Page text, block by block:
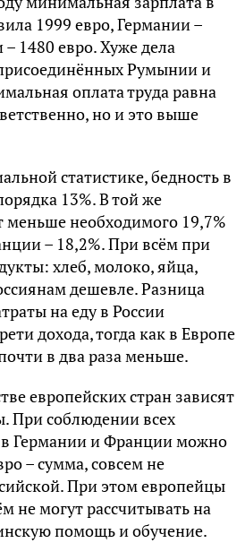
1999 евро, Германии –
1480 евро. Хуже дела
Румынии и
оплата труда равна
но и это выше
статистике, бедность в
13%. В той же
необходимого 19,7%
– 18,2%. При всём при
хлеб, молоко, яйца,
дешевле. Разница
на еду в России
дохода, тогда как в Европе
в два раза меньше.
европейских стран зависят
При соблюдении всех
в Германии и Франции можно
– сумма, совсем не
При этом европейцы
не могут рассчитывать на
помощь и обучение.